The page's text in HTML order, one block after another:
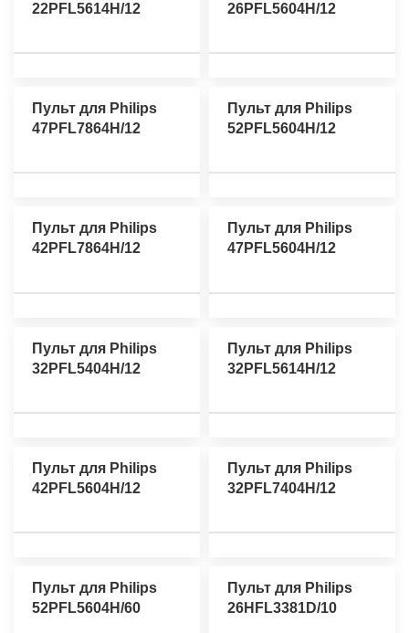
22PFL5614H/12
26PFL5604H/12
Пульт для Philips
47PFL7864H/12
Пульт для Philips
52PFL5604H/12
Пульт для Philips
42PFL7864H/12
Пульт для Philips
47PFL5604H/12
Пульт для Philips
32PFL5404H/12
Пульт для Philips
32PFL5614H/12
Пульт для Philips
42PFL5604H/12
Пульт для Philips
32PFL7404H/12
Пульт для Philips
52PFL5604H/60
Пульт для Philips
26HFL3381D/10